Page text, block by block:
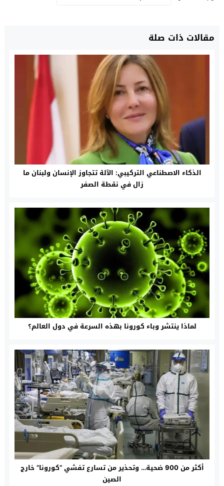
مقالات ذات صلة
الذكاء الاصطناعي التركيبي: الآلة تتجاوز الإنسان ولبنان ما
زال في نقطة الصفر
لماذا ينتشر وباء كورونا بهذه السرعة في دول العالم؟
أكثر من 900 ضحية… وتحذير من تسارع تفشي “كورونا” خارج
الصين